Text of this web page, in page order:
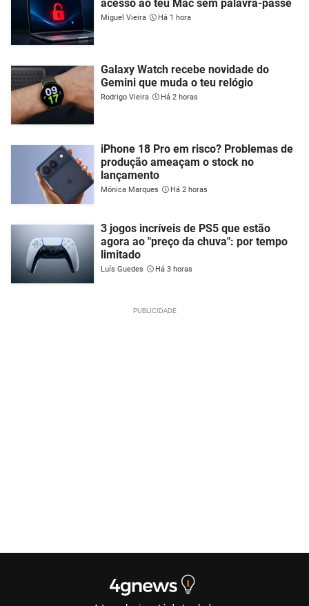
acesso ao teu Mac sem palavra-passe
Miguel Vieira Há 1 hora
Galaxy Watch recebe novidade do
Gemini que muda o teu relógio
Rodrigo Vieira Há 2 horas
iPhone 18 Pro em risco? Problemas de
produção ameaçam o stock no
lançamento
Mónica Marques Há 2 horas
3 jogos incríveis de PS5 que estão
agora ao "preço da chuva": por tempo
limitado
Luís Guedes Há 3 horas